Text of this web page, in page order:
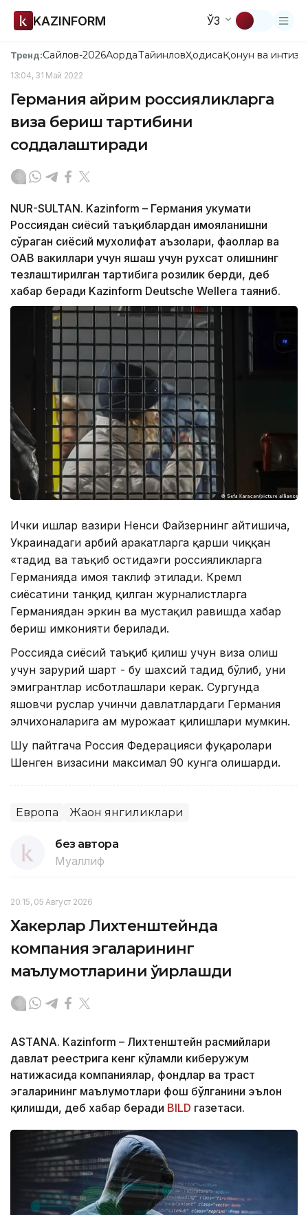
KAZINFORM ЎЗ
Тренд:Сайлов-2026АқордаТайинловҲодисаҚонун ва
13:04, 31 Май 2022
Германия айрим россияликларга
виза бериш тартибини
соддалаштиради
NUR-SULTAN. Kazinform – Германия ҳукумати
Россиядан сиёсий таъқиблардан ҳимояланишни
сўраган сиёсий мухолифат аъзолари, фаоллар ва
ОАВ вакиллари учун яшаш учун рухсат олишнинг
тезлаштирилган тартибига розилик берди, деб
хабар беради Kazinform Deutsche Welleга таяниб.
Ички ишлар вазири Ненси Файзернинг айтишича,
Украинадаги ҳарбий ҳаракатларга қарши чиққан
«таҳдид ва таъқиб остида»ги россияликларга
Германияда ҳимоя таклиф этилади. Кремл
сиёсатини танқид қилган журналистларга
Германиядан эркин ва мустақил равишда хабар
бериш имконияти берилади.
Россияда сиёсий таъқиб қилиш учун виза олиш
учун зарурий шарт - бу шахсий таҳдид бўлиб, уни
эмигрантлар исботлашлари керак. Сургунда
яшовчи руслар учинчи давлатлардаги Германия
элчихоналарига ҳам мурожаат қилишлари мумкин.
Шу пайтгача Россия Федерацияси фуқаролари
Шенген визасини максимал 90 кунга олишарди.
Европа Жаҳон янгиликлари
без автора
Муаллиф
20:15, 05 Август 2026
Хакерлар Лихтенштейнда
компания эгаларининг
маълумотларини ўғирлашди
ASTANА. Кazinform – Лихтенштейн расмийлари
давлат реестрига кенг кўламли киберҳужум
натижасида компаниялар, фондлар ва траст
эгаларининг маълумотлари фош бўлганини эълон
қилишди, деб хабар беради BILD газетаси.